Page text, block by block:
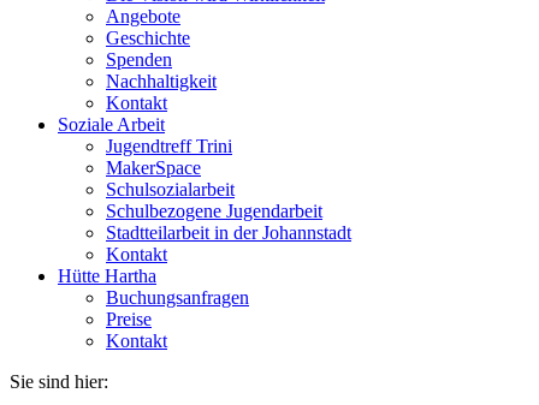
Angebote
Geschichte
Spenden
Nachhaltigkeit
Kontakt
Soziale Arbeit
Jugendtreff Trini
MakerSpace
Schulsozialarbeit
Schulbezogene Jugendarbeit
Stadtteilarbeit in der Johannstadt
Kontakt
Hütte Hartha
Buchungsanfragen
Preise
Kontakt
Sie sind hier: